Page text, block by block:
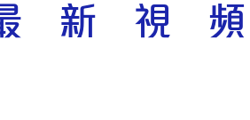
新視